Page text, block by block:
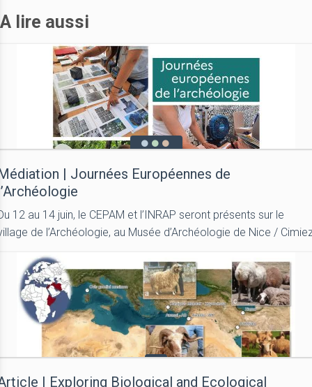
A lire aussi
| Journées Européennes de
12 au 14 juin, le CEPAM et l’INRAP seront présents sur le
de l’Archéologie, au Musée d’Archéologie de Nice /
| Exploring Biological and Ecological